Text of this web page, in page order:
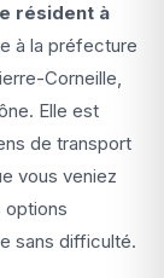
résident à
à la préfecture
Corneille,
Elle est
de transport
vous veniez
options
sans difficulté.